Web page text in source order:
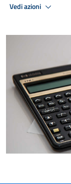
Vedi azioni